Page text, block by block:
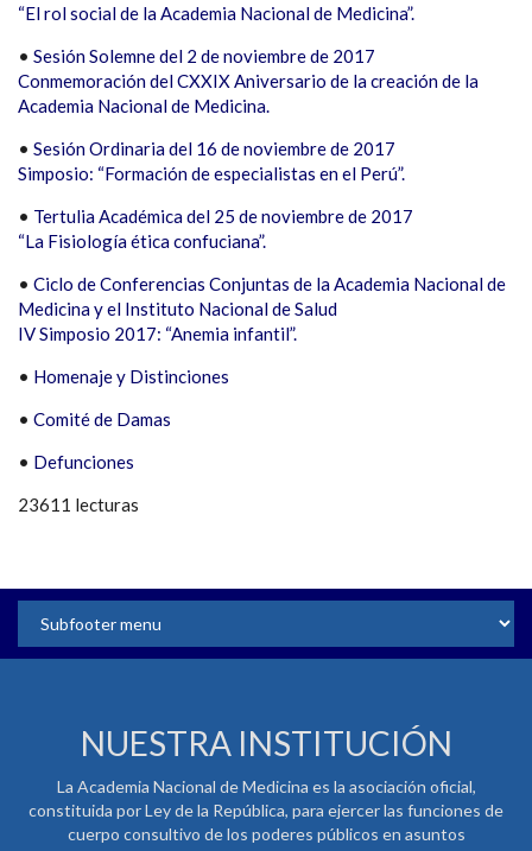
“El rol social de la Academia Nacional de Medicina”.
• Sesión Solemne del 2 de noviembre de 2017
Conmemoración del CXXIX Aniversario de la creación de la
Academia Nacional de Medicina.
• Sesión Ordinaria del 16 de noviembre de 2017
Simposio: “Formación de especialistas en el Perú”.
• Tertulia Académica del 25 de noviembre de 2017
“La Fisiología ética confuciana”.
• Ciclo de Conferencias Conjuntas de la Academia Nacional de
Medicina y el Instituto Nacional de Salud
IV Simposio 2017: “Anemia infantil”.
• Homenaje y Distinciones
• Comité de Damas
• Defunciones
23611 lecturas
NUESTRA INSTITUCIÓN
La Academia Nacional de Medicina es la asociación oficial,
constituida por Ley de la República, para ejercer las funciones de
cuerpo consultivo de los poderes públicos en asuntos